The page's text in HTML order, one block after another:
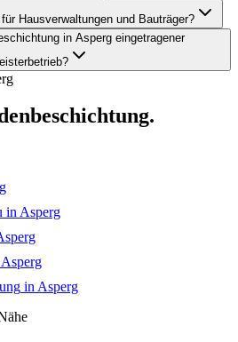
Hausverwaltungen und Bauträger?
in Asperg eingetragener
.
in Asperg
Asperg
in Asperg